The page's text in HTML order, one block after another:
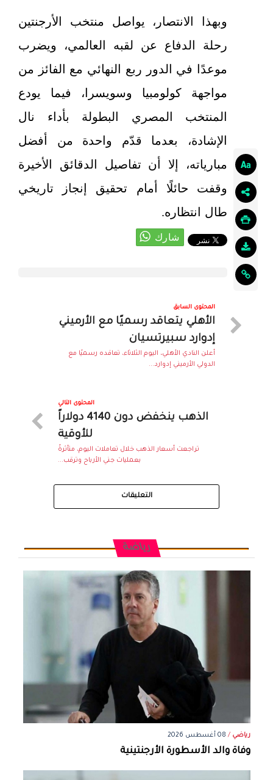
وبهذا الانتصار، يواصل منتخب الأرجنتين
رحلة الدفاع عن لقبه العالمي، ويضرب
موعدًا في الدور ربع النهائي مع الفائز من
مواجهة كولومبيا وسويسرا، فيما يودع
المنتخب المصري البطولة بأداء نال
الإشادة، بعدما قدّم واحدة من أفضل
مبارياته، إلا أن تفاصيل الدقائق الأخيرة
وقفت حائلًا أمام تحقيق إنجاز تاريخي
طال انتظاره.
المحتوى السابق
الأهلي يتعاقد رسميًا مع الأرميني
إدوارد سبيرتسيان
أعلن النادي الأهلي، اليوم الثلاثاء، تعاقده رسميًا مع
الدولي الأرميني إدوارد...
المحتوى التالي
الذهب ينخفض دون 4140 دولاراً
للأوقية
تراجعت أسعار الذهب خلال تعاملات اليوم، متأثرةً
بعمليات جني الأرباح وترقب...
التعليقات
رياضة
رياضي / 08 أغسطس 2026
وفاة والد الأسطورة الأرجنتينية